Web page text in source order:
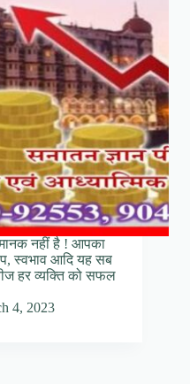
नहीं है ! आपका
स्वभाव आदि यह सब
हर व्यक्ति को सफल
4, 2023